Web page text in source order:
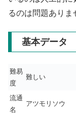
るのは問題ありま
基本データ
難易
度
難しい
流通
名
アツモリソウ